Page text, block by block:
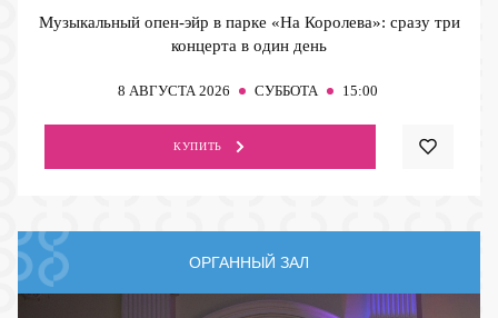
Музыкальный опен-эйр в парке «На Королева»: сразу три
концерта в один день
8 АВГУСТА 2026 СУББОТА 15:00
КУПИТЬ
ОРГАННЫЙ ЗАЛ